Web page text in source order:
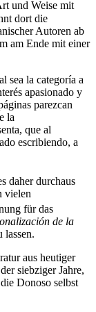
und Weise mit
dort die
Autoren ab
am Ende mit einer
sea la categoría a
apasionado y
parezcan
la
que al
escribiendo, a
daher durchaus
vielen
für das
de la
lassen.
aus heutiger
siebziger Jahre,
Donoso selbst